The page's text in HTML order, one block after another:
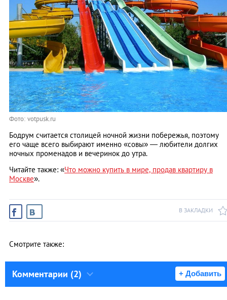
Фото: votpusk.ru
Бодрум считается столицей ночной жизни побережья, поэтому
его чаще всего выбирают именно «совы» — любители долгих
ночных променадов и вечеринок до утра.
Читайте также: «Что можно купить в мире, продав квартиру в
Москве».
В ЗАКЛАДКИ
Смотрите также:
Комментарии (2) + Добавить